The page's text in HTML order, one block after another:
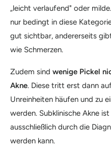
„leicht verlaufend" oder
nur bedingt in diese
gut sichtbar, andererseits
wie Schmerzen.
Zudem sind wenige Pickel
Akne. Diese tritt erst dann
Unreinheiten häufen und zu
werden. Subklinische Akne ist
ausschließlich durch die
werden kann.